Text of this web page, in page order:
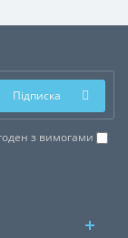
з вимогами
Підписка